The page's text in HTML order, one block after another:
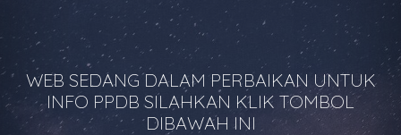
WEB SEDANG DALAM PERBAIKAN UNTUK
INFO PPDB SILAHKAN KLIK TOMBOL
DIBAWAH INI